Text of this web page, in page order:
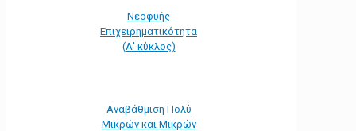
Νεοφυής
Επιχειρηματικότητα
(Α' κύκλος)
Αναβάθμιση Πολύ
Μικρών και Μικρών